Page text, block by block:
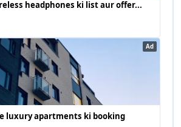
headphones ki list aur offer...
Ad
luxury apartments ki booking